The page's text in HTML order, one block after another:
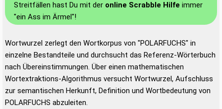
Streitfällen hast Du mit der online Scrabble Hilfe immer
"ein Ass im Ärmel"!
Wortwurzel zerlegt den Wortkorpus von "POLARFUCHS" in
einzelne Bestandteile und durchsucht das Referenz-Wörterbuch
nach Übereinstimmungen. Über einen mathematischen
Wortextraktions-Algorithmus versucht Wortwurzel, Aufschluss
zur semantischen Herkunft, Definition und Wortbedeutung von
POLARFUCHS abzuleiten.